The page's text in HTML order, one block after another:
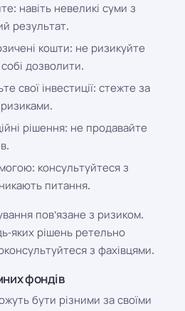
навіть невеликі суми з
результат.
кошти: не ризикуйте
дозволити.
свої інвестиції: стежте за
рішення: не продавайте
консультуйтеся з
питання.
пов'язане з ризиком.
яких рішень ретельно
з фахівцями.
фондів
бути різними за своїми